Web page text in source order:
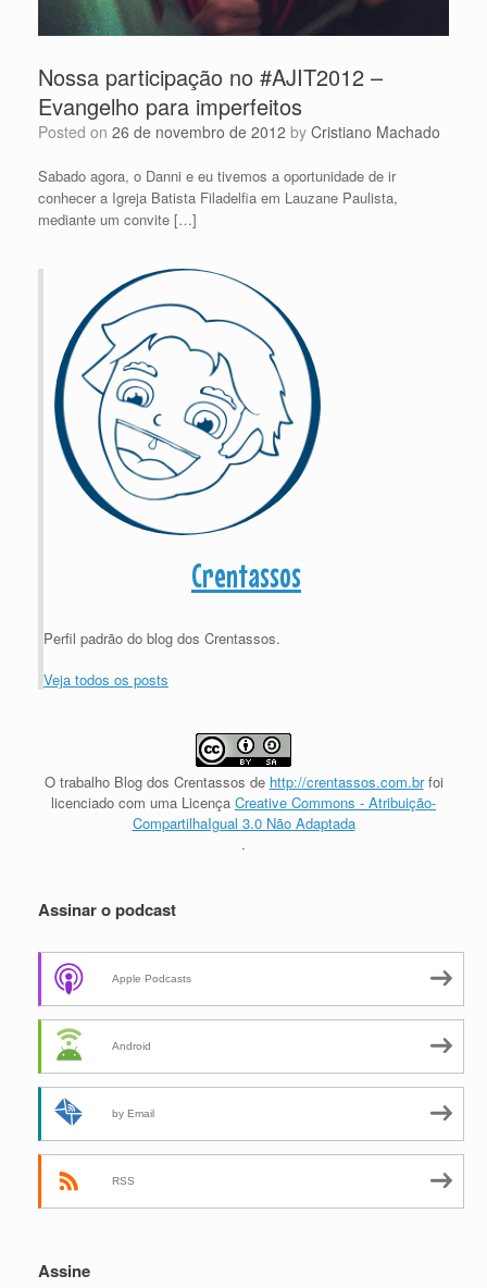
Nossa participação no #AJIT2012 –
Evangelho para imperfeitos
Posted on 26 de novembro de 2012 by Cristiano Machado
Sabado agora, o Danni e eu tivemos a oportunidade de ir
conhecer a Igreja Batista Filadelfia em Lauzane Paulista,
mediante um convite […]
Crentassos
Perfil padrão do blog dos Crentassos.
Veja todos os posts
O trabalho Blog dos Crentassos de http://crentassos.com.brfoi
licenciado com uma Licença Creative Commons - Atribuição-
CompartilhaIgual 3.0 Não Adaptada
.
Assinar o podcast
Apple Podcasts
Android
by Email
RSS
Assine